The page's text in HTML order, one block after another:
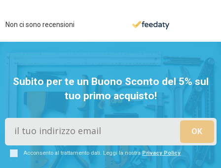
Non ci sono recensioni
Subito per te un Buono Sconto del 5% sul
tuo primo acquisto!
Acconsento al trattamento dati. Leggi la nostra Privacy Policy